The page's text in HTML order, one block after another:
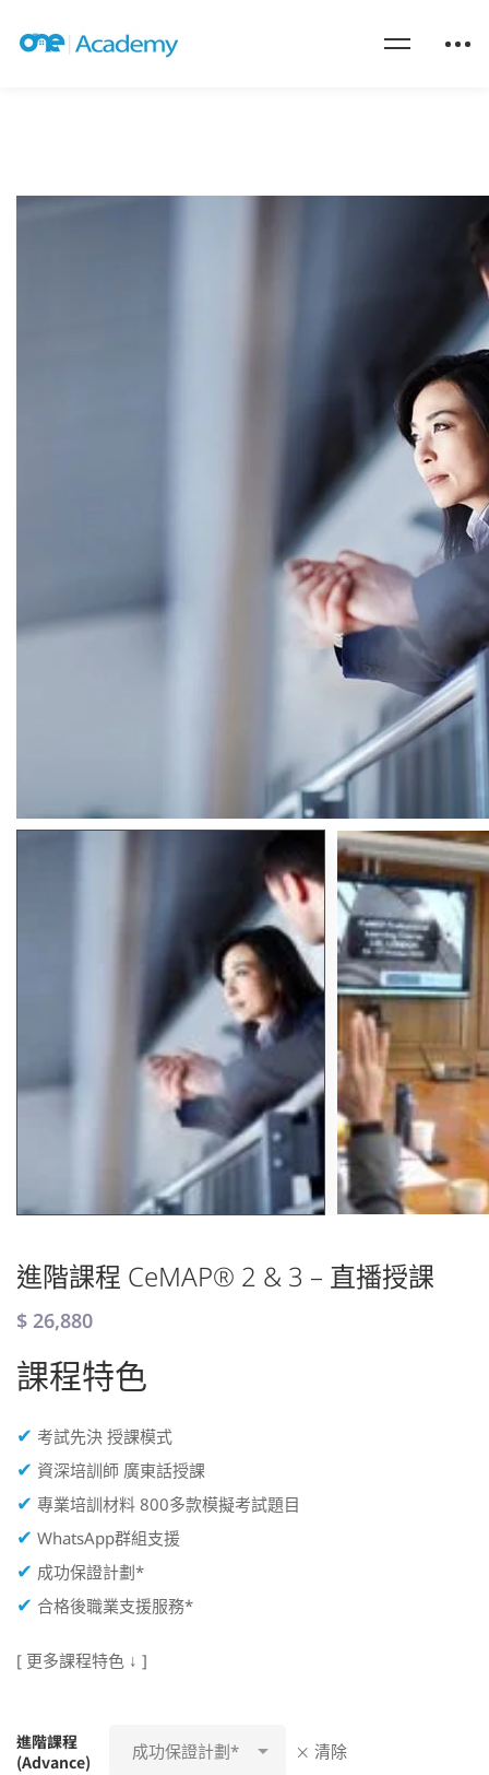
進階課程 CeMAP® 2 & 3 – 直播授課
$ 26,880
課程特色
✔ 考試先決 授課模式
✔ 資深培訓師 廣東話授課
✔ 專業培訓材料 800多款模擬考試題目
✔ WhatsApp群組支援
✔ 成功保證計劃*
✔ 合格後職業支援服務*
[ 更多課程特色 ↓ ]
進階課程
(Advance)
清除